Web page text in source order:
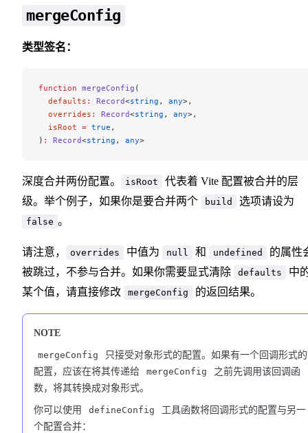
mergeConfig
类型签名：
function mergeConfig (
  defaults
: Record<string , any>,
  overrides
: Record<string , any>,
  isRoot
= true ,
) : Record<string , any>
深度合并两份配置。 isRoot
代表着 Vite 配置被合并的层
级。举个例子，如果你是要合并两个
build 选项请设为
false 。
请注意， overrides 中值为 null 和 undefined
的属性
被跳过，不参与合并。如果你需要显式清除
defaults
中
某个值，请直接修改
mergeConfig 的返回结果。
NOTE
mergeConfig
只接受对象形式的配置。如果有一个回调形式的
配置，应该在将其传递给
mergeConfig
之前先调用该回调函
数，将其转换成对象形式。
你可以使用 defineConfig
工具函数将回调形式的配置与另一
个配置合并：